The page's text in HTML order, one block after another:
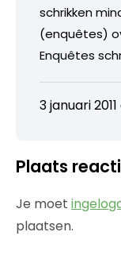
schrikken
(enquêtes)
Enquêtes
3 januari
Plaats
Je moet
plaatsen.